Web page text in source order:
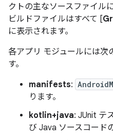
クトの主なソースファイル
ビルドファイルはすべて [
に表示されます。
各アプリ モジュールには次
す。
manifests:
ります。
kotlin+java: JUnit テ
び Java ソースコード